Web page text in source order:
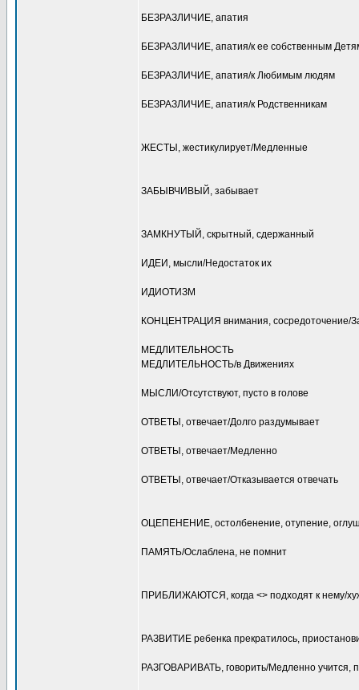
БЕЗРАЗЛИЧИЕ, апатия
БЕЗРАЗЛИЧИЕ, апатия/к ее собственным
БЕЗРАЗЛИЧИЕ, апатия/к Любимым людям
БЕЗРАЗЛИЧИЕ, апатия/к Родственникам
ЖЕСТЫ, жестикулирует/Медленные
ЗАБЫВЧИВЫЙ, забывает
ЗАМКНУТЫЙ, скрытный, сдержанный
ИДЕИ, мысли/Недостаток их
ИДИОТИЗМ
КОНЦЕНТРАЦИЯ внимания, сосредоточение/
МЕДЛИТЕЛЬНОСТЬ
МЕДЛИТЕЛЬНОСТЬ/в Движениях
МЫСЛИ/Отсутствуют, пусто в голове
ОТВЕТЫ, отвечает/Долго раздумывает
ОТВЕТЫ, отвечает/Медленно
ОТВЕТЫ, отвечает/Отказывается отвечать
ОЦЕПЕНЕНИЕ, остолбенение, отупение,
ПАМЯТЬ/Ослаблена, не помнит
ПРИБЛИЖАЮТСЯ, когда <> подходят к нему/
РАЗВИТИЕ ребенка прекратилось,
РАЗГОВАРИВАТЬ, говорить/Медленно учится,